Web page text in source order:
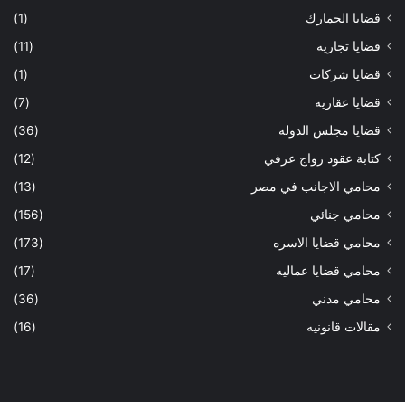
قضايا الجمارك
(1)
قضايا تجاريه
(11)
قضايا شركات
(1)
قضايا عقاريه
(7)
قضايا مجلس الدوله
(36)
كتابة عقود زواج عرفي
(12)
محامي الاجانب في مصر
(13)
محامي جنائي
(156)
محامي قضايا الاسره
(173)
محامي قضايا عماليه
(17)
محامي مدني
(36)
مقالات قانونيه
(16)